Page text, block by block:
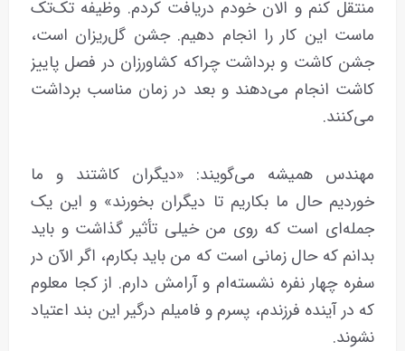
منتقل کنم و الان خودم دریافت کردم. وظیفه تک‌تک
ماست این کار را انجام دهیم. جشن گل‌ریزان است،
جشن کاشت و برداشت چراکه کشاورزان در فصل پاییز
کاشت انجام می‌دهند و بعد در زمان مناسب برداشت
می‌کنند.
مهندس همیشه می‌گویند: «دیگران کاشتند و ما
خوردیم حال ما بکاریم تا دیگران بخورند» و این‌ یک
جمله‌ای است که روی من خیلی تأثیر گذاشت و باید
بدانم که حال زمانی است که من باید بکارم، اگر الآن در
سفره چهار نفره نشسته‌ام و آرامش دارم. از کجا معلوم
که در آینده فرزندم، پسرم و فامیلم درگیر این بند اعتیاد
نشوند.